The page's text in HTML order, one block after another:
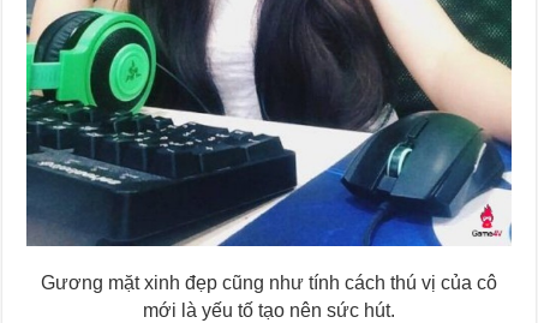
Gương mặt xinh đẹp cũng như tính cách thú vị của cô
mới là yếu tố tạo nên sức hút.